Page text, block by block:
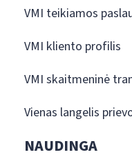
VMI teikiamos
VMI kliento profilis
VMI skaitmeninė
Vienas langelis
NAUDINGA